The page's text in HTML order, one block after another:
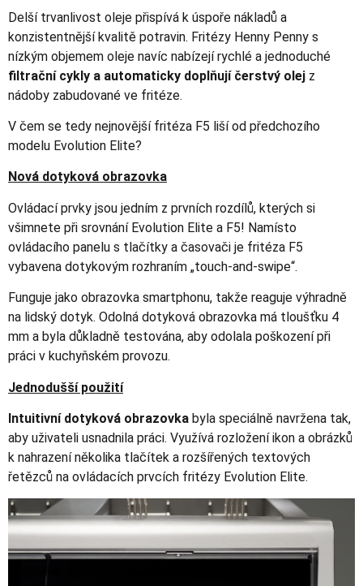
Delší trvanlivost oleje přispívá k úspoře nákladů a
konzistentnější kvalitě potravin. Fritézy Henny Penny s
nízkým objemem oleje navíc nabízejí rychlé a jednoduché
filtrační cykly a automaticky doplňují čerstvý olej z
nádoby zabudované ve fritéze.
V čem se tedy nejnovější fritéza F5 liší od předchozího
modelu Evolution Elite?
Nová dotyková obrazovka
Ovládací prvky jsou jedním z prvních rozdílů, kterých si
všimnete při srovnání Evolution Elite a F5! Namísto
ovládacího panelu s tlačítky a časovači je fritéza F5
vybavena dotykovým rozhraním „touch-and-swipe“.
Funguje jako obrazovka smartphonu, takže reaguje výhradně
na lidský dotyk. Odolná dotyková obrazovka má tloušťku 4
mm a byla důkladně testována, aby odolala poškození při
práci v kuchyňském provozu.
Jednodušší použití
Intuitivní dotyková obrazovka byla speciálně navržena tak,
aby uživateli usnadnila práci. Využívá rozložení ikon a obrázků
k nahrazení několika tlačítek a rozšířených textových
řetězců na ovládacích prvcích fritézy Evolution Elite.